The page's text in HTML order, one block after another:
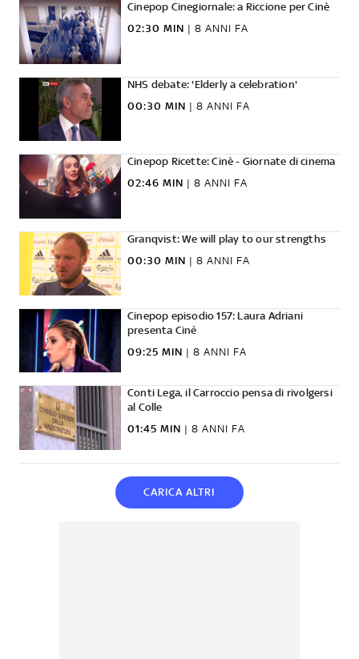
Cinepop Cinegiornale: a Riccione per Cinè
02:30 MIN | 8 ANNI FA
NHS debate: 'Elderly a celebration'
00:30 MIN | 8 ANNI FA
Cinepop Ricette: Cinè - Giornate di cinema
02:46 MIN | 8 ANNI FA
Granqvist: We will play to our strengths
00:30 MIN | 8 ANNI FA
Cinepop episodio 157: Laura Adriani
presenta Ciné
09:25 MIN | 8 ANNI FA
Conti Lega, il Carroccio pensa di rivolgersi
al Colle
01:45 MIN | 8 ANNI FA
CARICA ALTRI